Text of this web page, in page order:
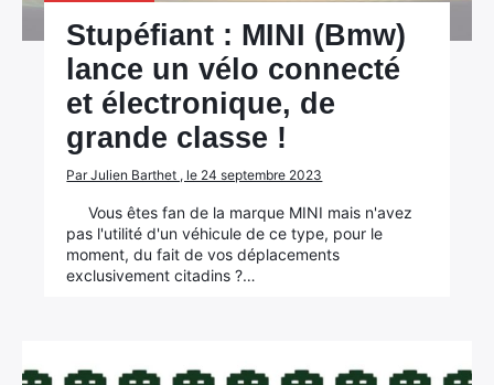
Stupéfiant : MINI (Bmw)
lance un vélo connecté
et électronique, de
grande classe !
Par Julien Barthet , le 24 septembre 2023
Vous êtes fan de la marque MINI mais n'avez
pas l'utilité d'un véhicule de ce type, pour le
moment, du fait de vos déplacements
exclusivement citadins ?…